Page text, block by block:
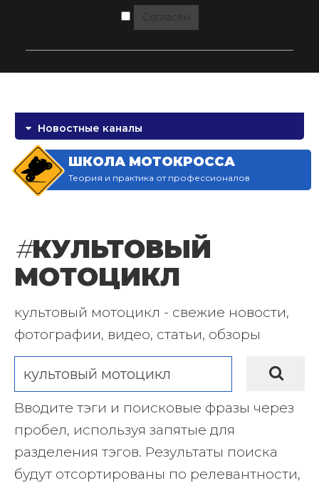
Согласен
Новостные каналы
ШКОЛА МОТОКРОССА
Теория и практика от профессионалов
#КУЛЬТОВЫЙ
МОТОЦИКЛ
культовый мотоцикл - свежие новости,
фотографии, видео, статьи, обзоры
Вводите тэги и поисковые фразы через
пробел, используя запятые для
разделения тэгов. Результаты поиска
будут отсортированы по релевантности,